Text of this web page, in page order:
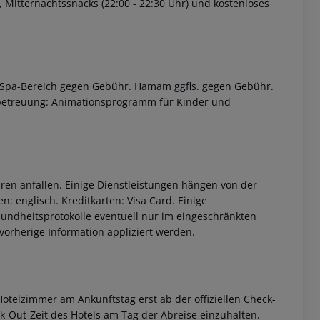
(22:00 - 22:30 Uhr) und kostenloses
Bereich gegen Gebühr. Hamam ggfls. gegen Gebühr.
Animationsprogramm für Kinder und
anfallen. Einige Dienstleistungen hängen von der
englisch. Kreditkarten: Visa Card. Einige
eventuell nur im eingeschränkten
Information appliziert werden.
am Ankunftstag erst ab der offiziellen Check-
Out-Zeit des Hotels am Tag der Abreise einzuhalten.